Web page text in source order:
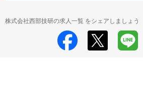
株式会社西部技研の求人一覧 をシェアしましょう